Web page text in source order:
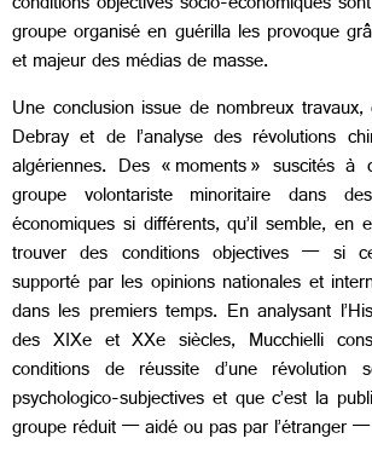
groupe organisé en guérilla les provoque
et majeur des médias de masse.
Une conclusion issue de nombreux
Debray et de l’analyse des révolutions
algériennes. Des « moments » suscités
groupe volontariste minoritaire dans
économiques si différents, qu’il semble, en
trouver des conditions objectives — si
supporté par les opinions nationales et
dans les premiers temps. En analysant
des XIXe et XXe siècles, Mucchielli
conditions de réussite d’une révolution
psychologico-subjectives et que c’est la
groupe réduit — aidé ou pas par l’étranger